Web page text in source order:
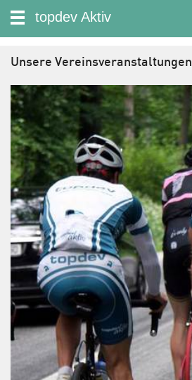
Suche: topdev Aktiv
Unsere Vereinsveranstaltungen